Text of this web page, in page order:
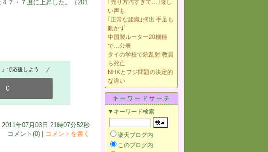
７・７度に上昇した。（201
で応援しよう
0
年07月03日 21時07分52秒
コメント(0) |
コメントを書く
｢売り方汚すぎて…｣厳し
い声も
｢正常な組織｣摘出 手足も
動かず
中国製ルーター20機種
で…公表
タイの学校で銃乱射 教員
ら死亡
NHKとフジ問題の決定的
な違い
キーワードサーチ
▼キーワード検索
楽天ブログ内
このブログ内